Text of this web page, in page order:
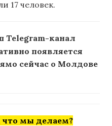
17 человек.
Telegram-канал
появляется
сейчас о Молдове
что мы делаем?